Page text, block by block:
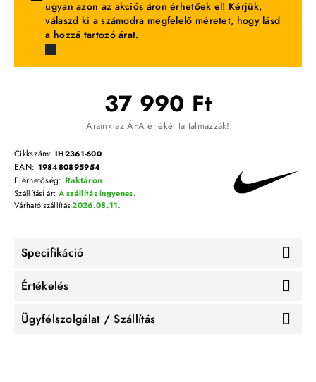
37 990 Ft
Áraink az ÁFA értékét tartalmazzák!
Cikkszám: IH2361-600
EAN: 198480895954
Elérhetőség: Raktáron
Várható szállítás:2026.08.11.
Szállítási ár: A szállítás ingyenes.
ugyan azon az akciós áron érhetőek el! Kérjük,
válaszd ki a számodra megfelelő méretet, hogy lásd
a hozzá tartozó árat.
Specifikáció
Értékelés
Ügyfélszolgálat / Szállítás